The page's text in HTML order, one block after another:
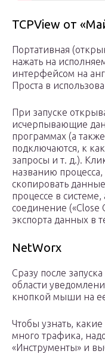
TCPView от
Портативная
нажать на
интерфейсом на
Проста в
При запуске
исчерпывающие
программах (а
подключаются, к
запросы и т. д.).
названию процесса,
скопировать
процессе в
соединение («Close
экспорта данных в
NetWorx
Сразу после
области
кнопкой мыши на ее
Чтобы узнать,
много трафика,
«Инструменты» и